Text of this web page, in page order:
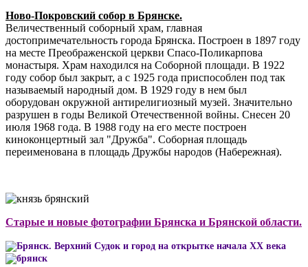
Ново-Покровский собор в Брянске.
Величественный соборный храм, главная
достопримечательность города Брянска. Построен в 1897 году
на месте Преображенской церкви Спасо-Поликарпова
монастыря. Храм находился на Соборной площади. В 1922
году собор был закрыт, а с 1925 года приспособлен под так
называемый народный дом. В 1929 году в нем был
оборудован окружной антирелигиозный музей. Значительно
разрушен в годы Великой Отечественной войны. Снесен 20
июля 1968 года. В 1988 году на его месте построен
киноконцертный зал "Дружба". Соборная площадь
переименована в площадь Дружбы народов (Набережная).
Старые и новые фотографии Брянска и Брянской области.